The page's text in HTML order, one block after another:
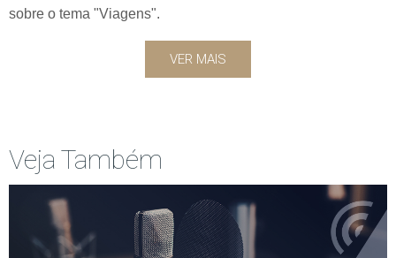
sobre o tema "Viagens".
VER MAIS
Veja Também